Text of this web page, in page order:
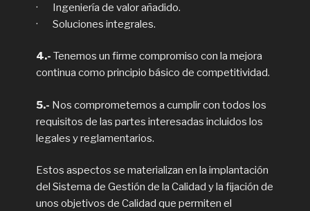
· Ingeniería de valor añadido.
· Soluciones integrales.
4.- Tenemos un firme compromiso con la mejora
continua como principio básico de competitividad.
5.- Nos comprometemos a cumplir con todos los
requisitos de las partes interesadas incluidos los
legales y reglamentarios.
Estos aspectos se materializan en la implantación
del Sistema de Gestión de la Calidad y la fijación de
unos objetivos de Calidad que permiten el